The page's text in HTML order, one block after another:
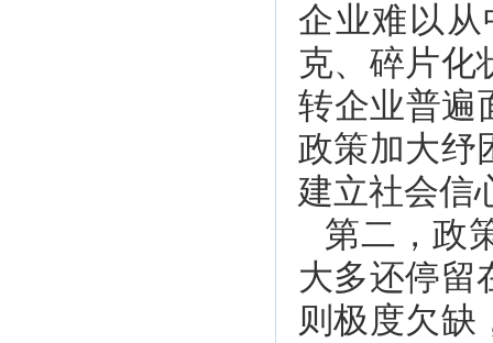
企业难以
克、碎片化
转企业普遍
政策加大纾
建立社会信
第二，政
大多还停留
则极度欠缺